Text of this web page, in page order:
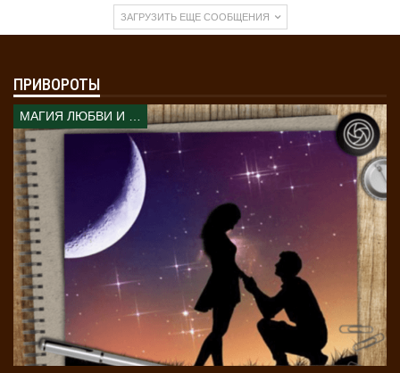
Снятие сглаза воском — это только начало. После
обряда нужно защитить себя от негатива.
молитвы на защиту. Например, молитву к
Архангелу Михаилу:«Архангел Михаил, встань
на защиту. Огради меня мечом своим от всякого
зла, от тёмных сил. Пусть зло ко мне не
придёт. Пусть путь будет чист. Аминь.»
Это
создаст защиту вокруг человека.
Обереги. Носите защитный крест или оберег.
Обереги, такие как красная нить, помогают
избежать нового сглаза.
Освящение дома
. Освятите дом после снятия
сглаза. Это можно сделать святой водой и
молитвами. Обойдите дом по часовой стрелке,
окропляя углы водой и читая «Отче наш». Это
ЗАГРУЗИТЬ ЕЩЕ СООБЩЕНИЯ
ПРИВОРОТЫ
МАГИЯ ЛЮБВИ И КОЛДОВСТВА